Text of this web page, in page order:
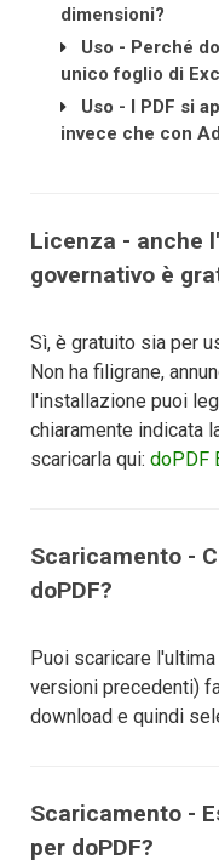
dimensioni?
Uso - Perché
unico foglio di
Uso - I PDF si
invece che con
Licenza - anche
governativo è
Sì, è gratuito sia per
Non ha filigrane,
l'installazione puoi
chiaramente indicata
scaricarla qui: doPDF
Scaricamento -
doPDF?
Puoi scaricare
versioni precedenti)
download e quindi
Scaricamento -
per doPDF?